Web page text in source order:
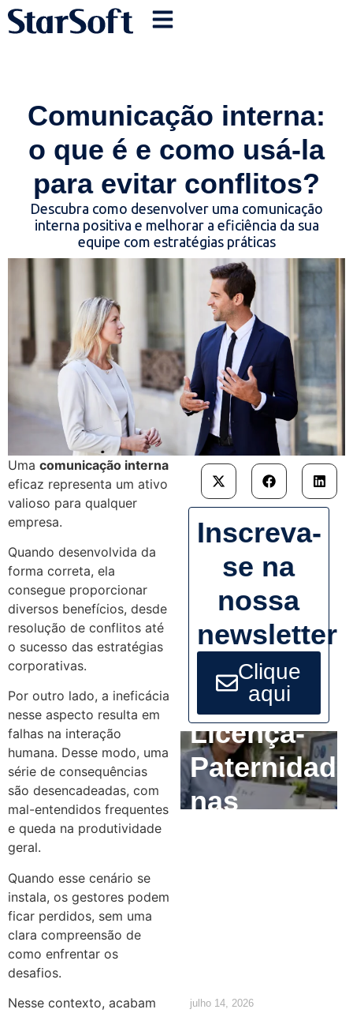
Comunicação interna:
o que é e como usá-la
para evitar conflitos?
Descubra como desenvolver uma comunicação
interna positiva e melhorar a eficiência da sua
equipe com estratégias práticas
Uma comunicação interna
eficaz representa um ativo
valioso para qualquer
empresa.
Quando desenvolvida da
forma correta, ela
consegue proporcionar
diversos benefícios, desde
resolução de conflitos até
o sucesso das estratégias
corporativas.
Por outro lado, a ineficácia
nesse aspecto resulta em
falhas na interação
humana. Desse modo, uma
série de consequências
são desencadeadas, com
mal-entendidos frequentes
e queda na produtividade
geral.
Quando esse cenário se
instala, os gestores podem
ficar perdidos, sem uma
clara compreensão de
como enfrentar os
desafios.
Nesse contexto, acabam
Inscreva-
se na
nossa
newsletter
Clique
aqui
Licença-
Paternidade
nas
julho 14, 2026